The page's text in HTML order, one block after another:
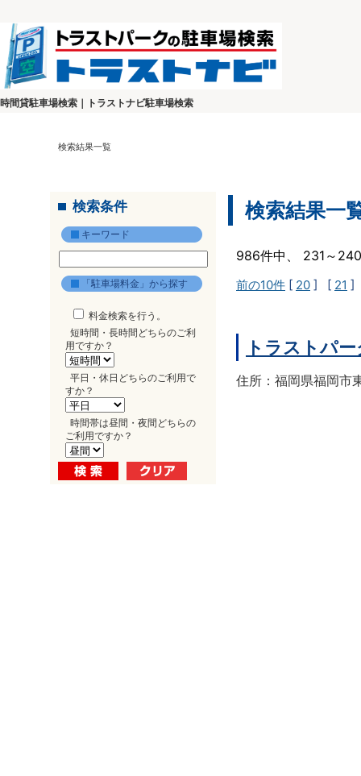
時間貸駐車場検索｜トラストナビ駐車場検索
検索結果一覧
検索条件
キーワード
「駐車場料金」から探す
料金検索を行う。
短時間・長時間どちらのご利
用ですか？
平日・休日どちらのご利用で
すか？
時間帯は昼間・夜間どちらの
ご利用ですか？
検索結果一
986件中、 231～
前の10件 [ 20 ] [ 21 ]
トラストパ
住所：福岡県福岡市